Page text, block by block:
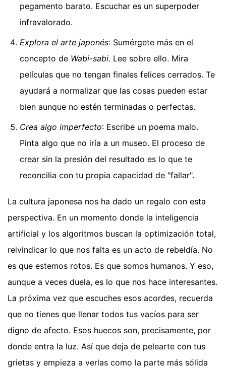
pegamento barato. Escuchar es un superpoder
infravalorado.
Explora el arte japonés: Sumérgete más en el
concepto de Wabi-sabi. Lee sobre ello. Mira
películas que no tengan finales felices cerrados. Te
ayudará a normalizar que las cosas pueden estar
bien aunque no estén terminadas o perfectas.
Crea algo imperfecto: Escribe un poema malo.
Pinta algo que no iría a un museo. El proceso de
crear sin la presión del resultado es lo que te
reconcilia con tu propia capacidad de "fallar".
La cultura japonesa nos ha dado un regalo con esta
perspectiva. En un momento donde la inteligencia
artificial y los algoritmos buscan la optimización total,
reivindicar lo que nos falta es un acto de rebeldía. No
es que estemos rotos. Es que somos humanos. Y eso,
aunque a veces duela, es lo que nos hace interesantes.
La próxima vez que escuches esos acordes, recuerda
que no tienes que llenar todos tus vacíos para ser
digno de afecto. Esos huecos son, precisamente, por
donde entra la luz. Así que deja de pelearte con tus
grietas y empieza a verlas como la parte más sólida